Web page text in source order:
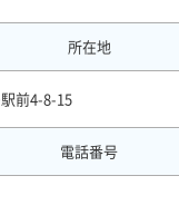
所在地
前4-8-15
電話番号